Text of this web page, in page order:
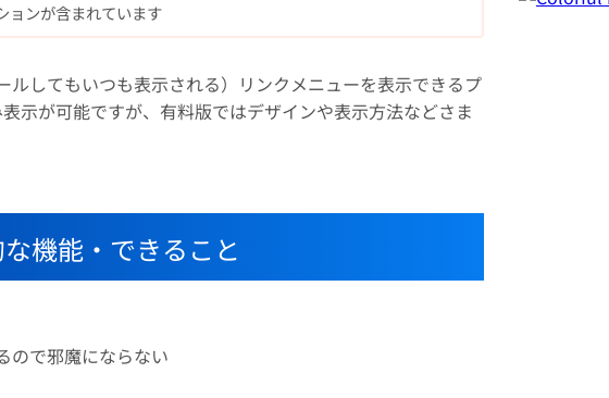
ョンが含まれています
ルしてもいつも表示される）リンクメニューを表示できるプ
示が可能ですが、有料版ではデザインや表示方法などさま
機能・できること
ので邪魔にならない